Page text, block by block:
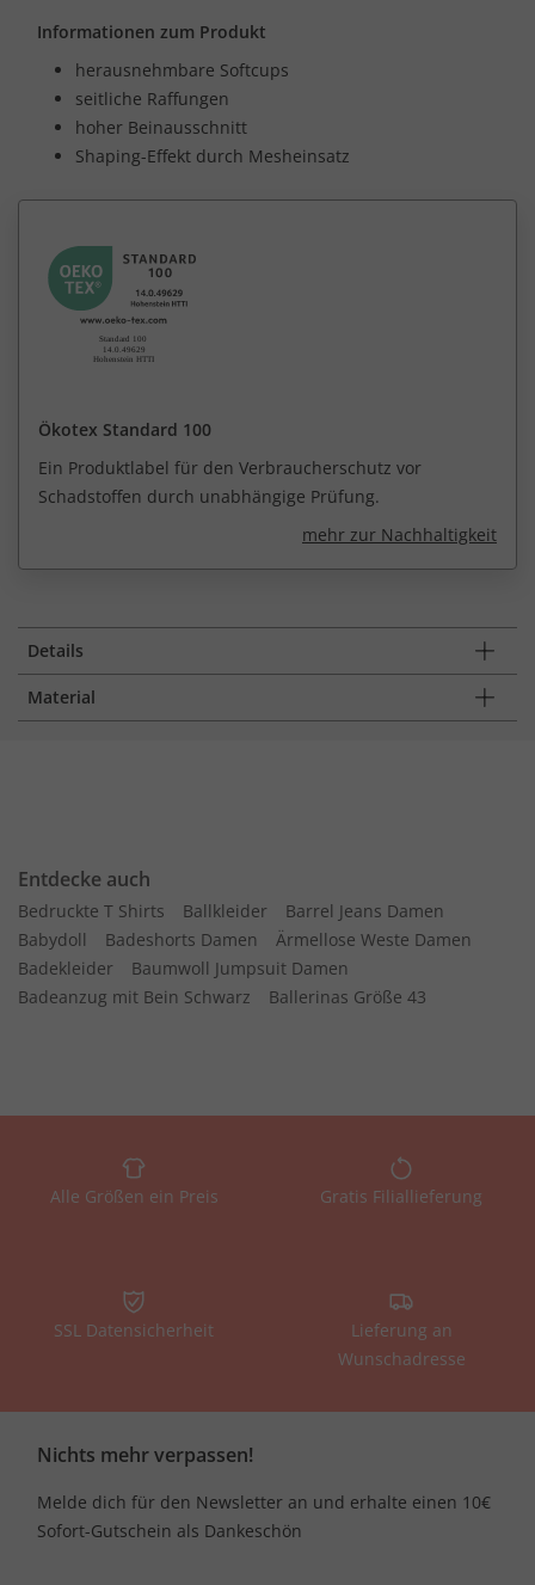
Informationen zum Produkt
herausnehmbare Softcups
seitliche Raffungen
hoher Beinausschnitt
Shaping-Effekt durch Mesheinsatz
Ökotex Standard 100
Ein Produktlabel für den Verbraucherschutz vor
Schadstoffen durch unabhängige Prüfung.
mehr zur Nachhaltigkeit
Details
Material
Entdecke auch
Bedruckte T Shirts Ballkleider
Barrel Jeans Damen
Babydoll
Badeshorts Damen
Ärmellose Weste Damen
Badekleider
Baumwoll Jumpsuit Damen
Badeanzug mit Bein Schwarz
Ballerinas Größe 43
Alle Größen ein Preis Gratis Filiallieferung
SSL Datensicherheit
Lieferung an
Wunschadresse
Nichts mehr verpassen!
Melde dich für den Newsletter an und erhalte einen 10€
Sofort-Gutschein als Dankeschön